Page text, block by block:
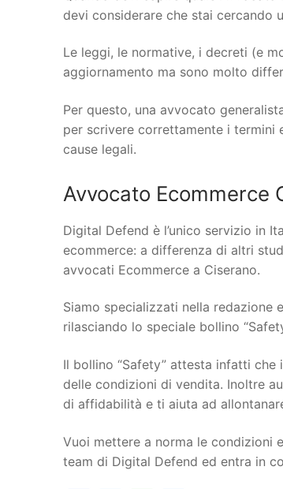
devi considerare che stai cercando
Le leggi, le normative, i decreti (e
aggiornamento ma sono molto
Per questo, una avvocato
per scrivere correttamente i
cause legali.
Avvocato Ecommerce
Digital Defend è l’unico servizio in
ecommerce: a differenza di altri
avvocati Ecommerce a Ciserano.
Siamo specializzati nella redazione
rilasciando lo speciale bollino
Il bollino “Safety” attesta infatti
delle condizioni di vendita. Inoltre
di affidabilità e ti aiuta ad
Vuoi mettere a norma le condizioni
team di Digital Defend ed entra in